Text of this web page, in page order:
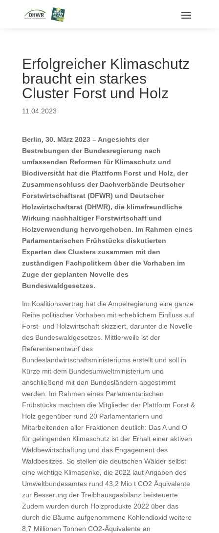
Erfolgreicher Klimaschutz
braucht ein starkes
Cluster Forst und Holz
11.04.2023
Berlin, 30. März 2023 – Angesichts der
Bestrebungen der Bundesregierung nach
umfassenden Reformen für Klimaschutz und
Biodiversität hat die Plattform Forst und Holz, der
Zusammenschluss der Dachverbände Deutscher
Forstwirtschaftsrat (DFWR) und Deutscher
Holzwirtschaftsrat (DHWR), die klimafreundliche
Wirkung nachhaltiger Forstwirtschaft und
Holzverwendung hervorgehoben. Im Rahmen eines
Parlamentarischen Frühstücks diskutierten
Experten des Clusters zusammen mit den
zuständigen Fachpolitkern über die Vorhaben im
Zuge der geplanten Novelle des
Bundeswaldgesetzes.
Im Koalitionsvertrag hat die Ampelregierung eine ganze
Reihe politischer Vorhaben mit erheblichem Einfluss auf
Forst- und Holzwirtschaft skizziert, darunter die Novelle
des Bundeswaldgesetzes. Mittlerweile ist der
Referentenentwurf des
Bundeslandwirtschaftsministeriums erstellt und soll in
Kürze mit dem Bundesumweltministerium und
anschließend mit den Bundesländern abgestimmt
werden. Im Rahmen eines Parlamentarischen
Frühstücks machten die Mitglieder der Plattform Forst &
Holz gegenüber rund 20 Parlamentariern und
Mitarbeitenden aller Fraktionen deutlich: Das A und O
für gelingenden Klimaschutz ist der Erhalt einer aktiven
Waldbewirtschaftung und das Engagement des
Waldbesitzes. So stellen die deutschen Wälder selbst
eine wichtige Klimasenke, die 2022 laut Angaben des
Umweltbundesamtes rund 43,2 Mio t CO2 Äquivalente
zur Besserung der Treibhausgasbilanz beisteuerte.
Zudem wurden durch Holzprodukte 2022 über das
durch die Bäume aufgenommene Kohlendioxid weitere
8,7 Millionen Tonnen CO2-Äquivalente an